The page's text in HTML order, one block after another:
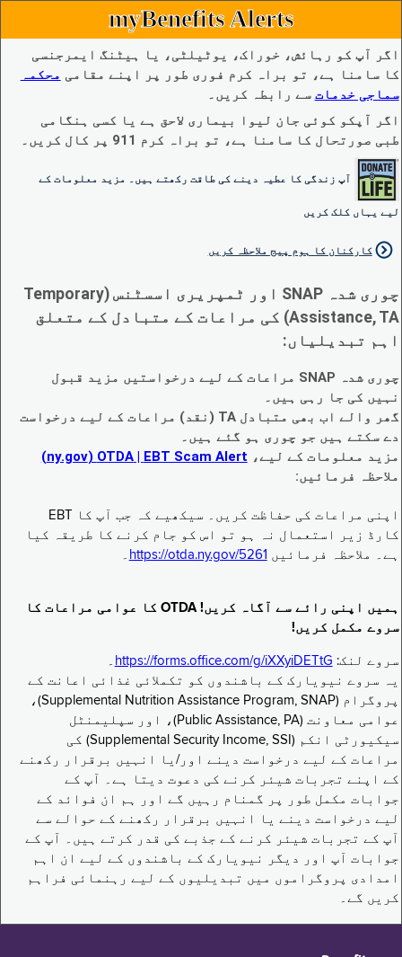
myBenefits Alerts
اگر آپ کو رہائش، خوراک، یوٹیلٹی، یا ہیٹنگ ایمرجنسی
کا سامنا ہے، تو براہ کرم فوری طور پر اپنے مقامی محکمہ
سماجی خدمات سے رابطہ کریں۔
اگر آپکو کوئی جان لیوا بیماری لاحق ہے یا کسی ہنگامی
طبی صورتحال کا سامنا ہے، تو براہ کرم 911 پر کال کریں۔
آپ زندگی کا عطیہ دینے کی طاقت رکھتے ہیں۔ مزید معلومات کے
لیے یہاں کلک کریں
کارکنان کا ہوم پیج ملاحظہ کریں
چوری شدہ SNAP اور ٹمپریری اسسٹنس (Temporary
Assistance, TA) کی مراعات کے متبادل کے متعلق
اہم تبدیلیاں:
چوری شدہ SNAP مراعات کے لیے درخواستیں مزید قبول
نہیں کی جا رہی ہیں۔
گھر والے اب بھی متبادل TA (نقد) مراعات کے لیے درخواست
دے سکتے ہیں جو چوری ہو گئے ہیں۔
مزید معلومات کے لیے، EBT Scam Alert ‏| OTDA ‏(ny.gov)
ملاحظہ فرمائیں:
اپنی مراعات کی حفاظت کریں۔ سیکھیے کہ جب آپ کا EBT
کارڈ زیر استعمال نہ ہو تو اس کو جام کرنے کا طریقہ کیا
ہے۔ ملاحظہ فرمائیں https://otda.ny.gov/5261 ۔
ہمیں اپنی رائے سے آگاہ کریں! OTDA کا عوامی مراعات کا
سروے مکمل کریں!
سروے لنک: https://forms.office.com/g/iXXyiDETtG ۔
یہ سروے نیویارک کے باشندوں کو تکملائی غذائی اعانت کے
پروگرام (Supplemental Nutrition Assistance Program, SNAP)،
عوامی معاونت (Public Assistance, PA)، اور سپلیمنٹل
سیکیورٹی انکم (Supplemental Security Income, SSI) کی
مراعات کے لیے درخواست دینے اور/یا انہیں برقرار رکھنے
کے اپنے تجربات شیئر کرنے کی دعوت دیتا ہے۔ آپ کے
جوابات مکمل طور پر گمنام رہیں گے اور ہم ان فوائد کے
لیے درخواست دینے یا انہیں برقرار رکھنے کے حوالے سے
آپ کے تجربات شیئر کرنے کے جذبے کی قدر کرتے ہیں۔ آپ کے
جوابات آپ اور دیگر نیویارک کے باشندوں کے لیے ان اہم
امدادی پروگراموں میں تبدیلیوں کے لیے رہنمائی فراہم
کریں گے۔